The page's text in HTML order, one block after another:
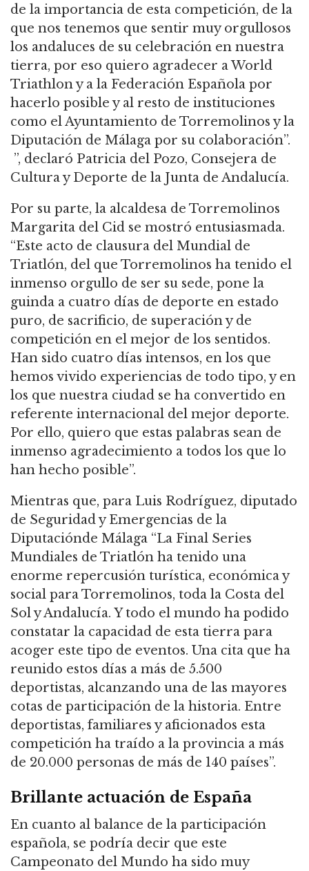
de la importancia de esta competición, de la
que nos tenemos que sentir muy orgullosos
los andaluces de su celebración en nuestra
tierra, por eso quiero agradecer a World
Triathlon y a la Federación Española por
hacerlo posible y al resto de instituciones
como el Ayuntamiento de Torremolinos y la
Diputación de Málaga por su colaboración”.
”, declaró Patricia del Pozo, Consejera de
Cultura y Deporte de la Junta de Andalucía.
Por su parte, la alcaldesa de Torremolinos
Margarita del Cid se mostró entusiasmada.
“Este acto de clausura del Mundial de
Triatlón, del que Torremolinos ha tenido el
inmenso orgullo de ser su sede, pone la
guinda a cuatro días de deporte en estado
puro, de sacrificio, de superación y de
competición en el mejor de los sentidos.
Han sido cuatro días intensos, en los que
hemos vivido experiencias de todo tipo, y en
los que nuestra ciudad se ha convertido en
referente internacional del mejor deporte.
Por ello, quiero que estas palabras sean de
inmenso agradecimiento a todos los que lo
han hecho posible”.
Mientras que, para Luis Rodríguez, diputado
de Seguridad y Emergencias de la
Diputaciónde Málaga “La Final Series
Mundiales de Triatlón ha tenido una
enorme repercusión turística, económica y
social para Torremolinos, toda la Costa del
Sol y Andalucía. Y todo el mundo ha podido
constatar la capacidad de esta tierra para
acoger este tipo de eventos. Una cita que ha
reunido estos días a más de 5.500
deportistas, alcanzando una de las mayores
cotas de participación de la historia. Entre
deportistas, familiares y aficionados esta
competición ha traído a la provincia a más
de 20.000 personas de más de 140 países”.
Brillante actuación de España
En cuanto al balance de la participación
española, se podría decir que este
Campeonato del Mundo ha sido muy